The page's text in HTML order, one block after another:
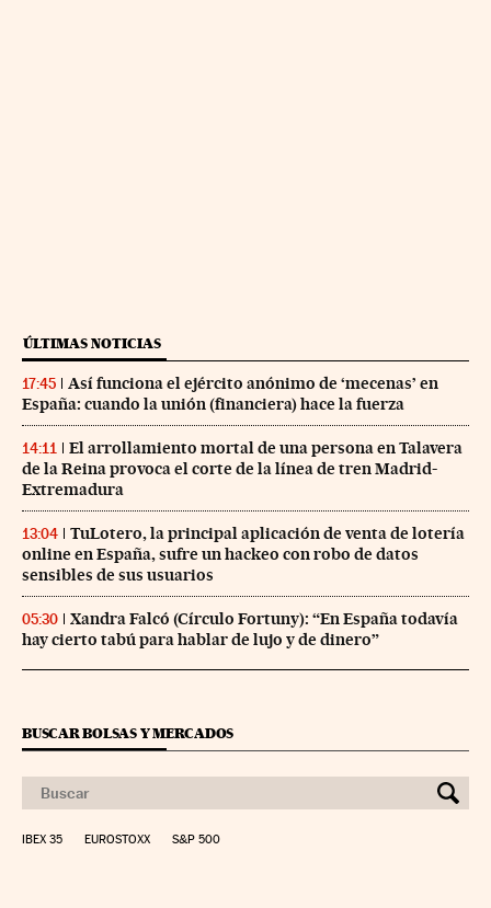
ÚLTIMAS NOTICIAS
17:45
Así funciona el ejército anónimo de ‘mecenas’ en
España: cuando la unión (financiera) hace la fuerza
14:11
El arrollamiento mortal de una persona en Talavera
de la Reina provoca el corte de la línea de tren Madrid-
Extremadura
13:04
TuLotero, la principal aplicación de venta de lotería
online en España, sufre un hackeo con robo de datos
sensibles de sus usuarios
05:30
Xandra Falcó (Círculo Fortuny): “En España todavía
hay cierto tabú para hablar de lujo y de dinero”
BUSCAR BOLSAS Y MERCADOS
IBEX 35 EUROSTOXX S&P 500